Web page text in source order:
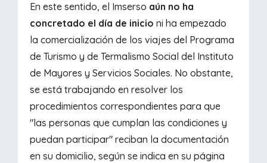
En este sentido, el Imserso aún no ha
concretado el día de inicio ni ha empezado
la comercialización de los viajes del Programa
de Turismo y de Termalismo Social del Instituto
de Mayores y Servicios Sociales. No obstante,
se está trabajando en resolver los
procedimientos correspondientes para que
"las personas que cumplan las condiciones y
puedan participar" reciban la documentación
en su domicilio, según se indica en su página